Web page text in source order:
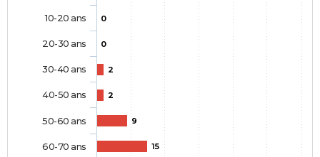
0
0
2
2
9
15
10-20 ans
20-30 ans
30-40 ans
40-50 ans
50-60 ans
60-70 ans